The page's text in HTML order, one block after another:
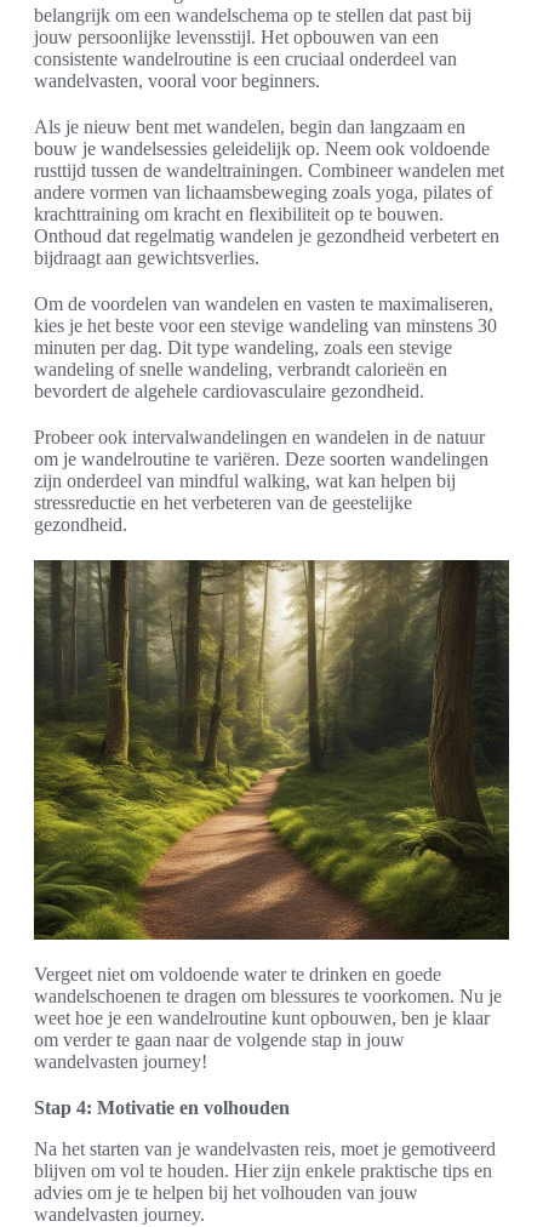
belangrijk om een wandelschema op te stellen dat past bij
jouw persoonlijke levensstijl. Het opbouwen van een
consistente wandelroutine is een cruciaal onderdeel van
wandelvasten, vooral voor beginners.
Als je nieuw bent met wandelen, begin dan langzaam en
bouw je wandelsessies geleidelijk op. Neem ook voldoende
rusttijd tussen de wandeltrainingen. Combineer wandelen met
andere vormen van lichaamsbeweging zoals yoga, pilates of
krachttraining om kracht en flexibiliteit op te bouwen.
Onthoud dat regelmatig wandelen je gezondheid verbetert en
bijdraagt aan gewichtsverlies.
Om de voordelen van wandelen en vasten te maximaliseren,
kies je het beste voor een stevige wandeling van minstens 30
minuten per dag. Dit type wandeling, zoals een stevige
wandeling of snelle wandeling, verbrandt calorieën en
bevordert de algehele cardiovasculaire gezondheid.
Probeer ook intervalwandelingen en wandelen in de natuur
om je wandelroutine te variëren. Deze soorten wandelingen
zijn onderdeel van mindful walking, wat kan helpen bij
stressreductie en het verbeteren van de geestelijke
gezondheid.
Vergeet niet om voldoende water te drinken en goede
wandelschoenen te dragen om blessures te voorkomen. Nu je
weet hoe je een wandelroutine kunt opbouwen, ben je klaar
om verder te gaan naar de volgende stap in jouw
wandelvasten journey!
Stap 4: Motivatie en volhouden
Na het starten van je wandelvasten reis, moet je gemotiveerd
blijven om vol te houden. Hier zijn enkele praktische tips en
advies om je te helpen bij het volhouden van jouw
wandelvasten journey.